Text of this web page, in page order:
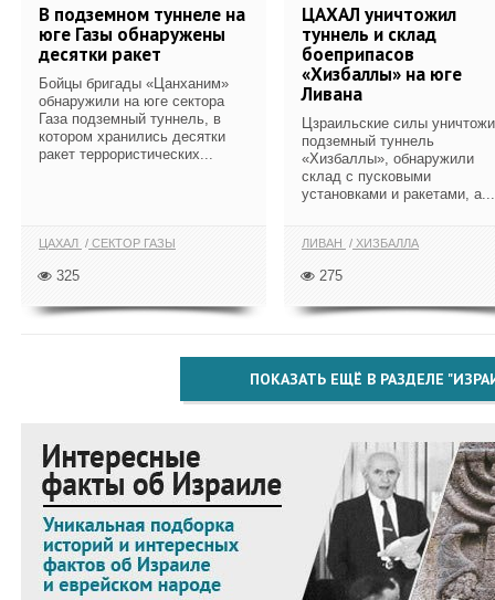
В подземном туннеле на
юге Газы обнаружены
десятки ракет
Бойцы бригады «Цанханим»
обнаружили на юге сектора
Газа подземный туннель, в
котором хранились десятки
ракет террористических...
ЦАХАЛ СЕКТОР ГАЗЫ
325
ЦАХАЛ уничтожил
туннель и склад
боеприпасов
«Хизбаллы» на юге
Ливана
Цзраильские силы
подземный туннель
«Хизбаллы», обнаружили
склад с пусковыми
установками и ракетами, а...
ЛИВАН ХИЗБАЛЛА
275
ПОКАЗАТЬ ЕЩЁ В РАЗДЕЛЕ